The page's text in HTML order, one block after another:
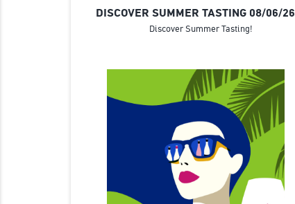
DISCOVER SUMMER TASTING 08/06/26
Discover Summer Tasting!